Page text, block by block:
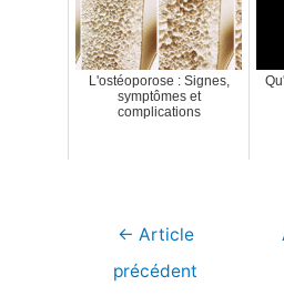
L'ostéoporose : Signes,
symptômes et
complications
Navigation
← Article
précédent